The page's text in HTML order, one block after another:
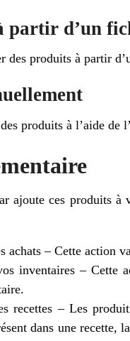
partir d’un
des produits à partir
produits à l’aide de
ajoute ces produits
achats – Cette action
inventaires –
recettes – Les
dans une recette,